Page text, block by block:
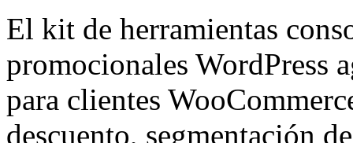
El kit de herramientas
promocionales WordPress
para clientes
descuento, segmentación